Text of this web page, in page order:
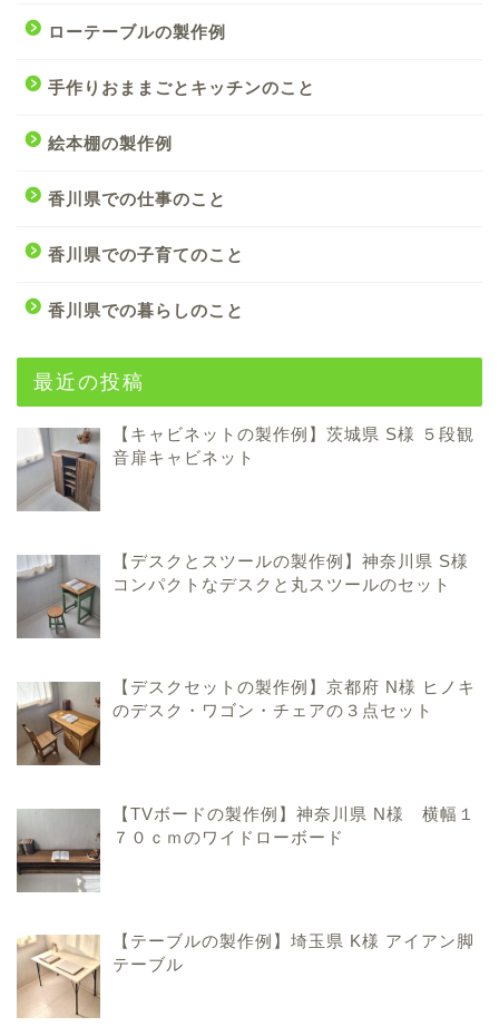
ローテーブルの製作例
手作りおままごとキッチンのこと
絵本棚の製作例
香川県での仕事のこと
香川県での子育てのこと
香川県での暮らしのこと
最近の投稿
【キャビネットの製作例】茨城県 S様 ５段観
音扉キャビネット
【デスクとスツールの製作例】神奈川県 S様
コンパクトなデスクと丸スツールのセット
【デスクセットの製作例】京都府 N様 ヒノキ
のデスク・ワゴン・チェアの３点セット
【TVボードの製作例】神奈川県 N様 横幅１
７０ｃｍのワイドローボード
【テーブルの製作例】埼玉県 K様 アイアン脚
テーブル
香川県での暮らしのこと